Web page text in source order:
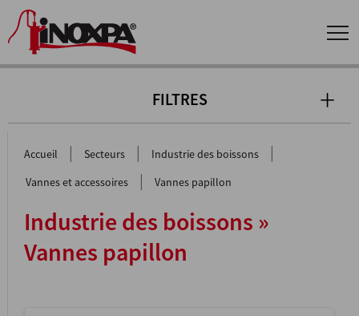
FILTRES
Accueil | Secteurs | Industrie des boissons |
Vannes et accessoires | Vannes papillon
Industrie des boissons »
Vannes papillon